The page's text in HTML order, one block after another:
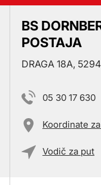
BS
POSTAJA
DRAGA 18A,
05 30 17 630
Koordinate
Vodič za put